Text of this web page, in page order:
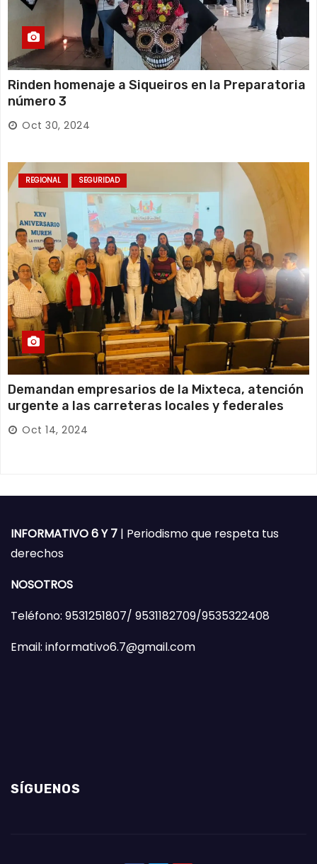
Rinden homenaje a Siqueiros en la Preparatoria
número 3
Oct 30, 2024
REGIONAL SEGURIDAD
Demandan empresarios de la Mixteca, atención
urgente a las carreteras locales y federales
Oct 14, 2024
INFORMATIVO 6 Y 7 | Periodismo que respeta tus
derechos
NOSOTROS
Teléfono: 9531251807/ 9531182709/9535322408
Email: informativo6.7@gmail.com
SÍGUENOS